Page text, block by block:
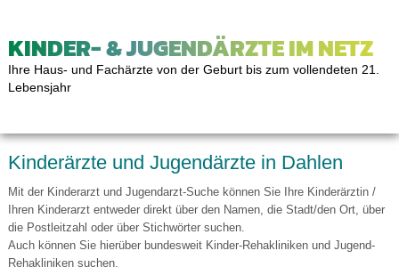
KINDER- & JUGENDÄRZTE IM NETZ
Ihre Haus- und Fachärzte von der Geburt bis zum vollendeten 21.
Lebensjahr
Kinderärzte und Jugendärzte in Dahlen
Mit der Kinderarzt und Jugendarzt-Suche können Sie Ihre Kinderärztin /
Ihren Kinderarzt entweder direkt über den Namen, die Stadt/den Ort, über
die Postleitzahl oder über Stichwörter suchen.
Auch können Sie hierüber bundesweit Kinder-Rehakliniken und Jugend-
Rehakliniken suchen.